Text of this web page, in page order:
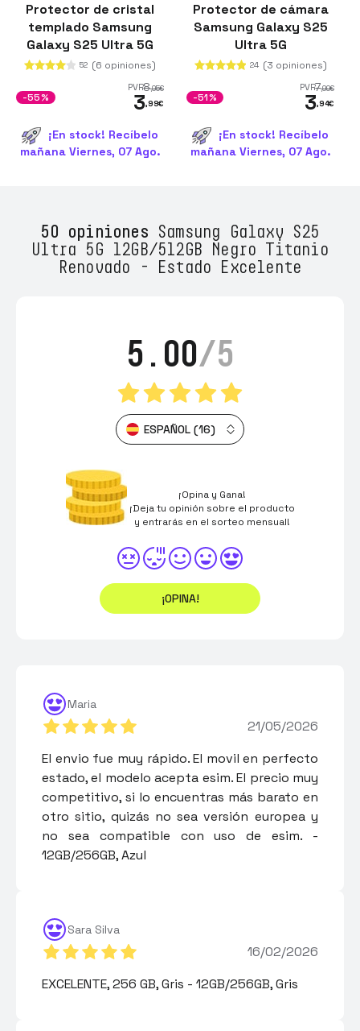
Protector de cristal
templado Samsung
Galaxy S25 Ultra 5G
Full Screen 3D
52 (6 opiniones)
PVR8,95€
3,99€
-55%
¡En stock! Recíbelo
mañana Viernes, 07 Ago.
Protector de cámara
Samsung Galaxy S25
Ultra 5G
24 (3 opiniones)
PVR7,99€
3,94€
-51%
¡En stock! Recíbelo
mañana Viernes, 07 Ago.
50 opiniones Samsung Galaxy S25
Ultra 5G 12GB/512GB Negro Titanio
Renovado - Estado Excelente
5.00/5
ESPAÑOL (16)
¡Opina y Gana!
¡Deja tu opinión sobre el producto
y entrarás en el sorteo mensual!
¡OPINA!
Maria
21/05/2026
El envio fue muy rápido. El movil en perfecto
estado, el modelo acepta esim. El precio muy
competitivo, si lo encuentras más barato en
otro sitio, quizás no sea versión europea y
no sea compatible con uso de esim. -
12GB/256GB, Azul
Sara Silva
16/02/2026
EXCELENTE, 256 GB, Gris - 12GB/256GB, Gris